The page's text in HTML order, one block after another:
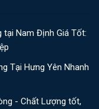
tại Nam Định Giá Tốt:
Tại Hưng Yên Nhanh
- Chất Lượng tốt,